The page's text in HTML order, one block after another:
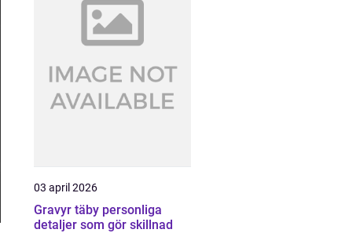
03 april 2026
Gravyr täby personliga
detaljer som gör skillnad